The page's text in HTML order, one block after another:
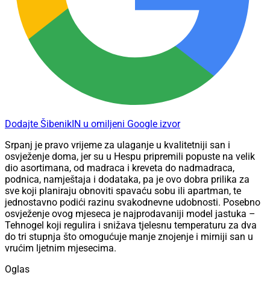
Dodajte ŠibenikIN u omiljeni Google izvor
Srpanj je pravo vrijeme za ulaganje u kvalitetniji san i
osvježenje doma, jer su u Hespu pripremili popuste na velik
dio asortimana, od madraca i kreveta do nadmadraca,
podnica, namještaja i dodataka, pa je ovo dobra prilika za
sve koji planiraju obnoviti spavaću sobu ili apartman, te
jednostavno podići razinu svakodnevne udobnosti. Posebno
osvježenje ovog mjeseca je najprodavaniji model jastuka –
Tehnogel koji regulira i snižava tjelesnu temperaturu za dva
do tri stupnja što omogućuje manje znojenje i mirniji san u
vrućim ljetnim mjesecima.
Oglas